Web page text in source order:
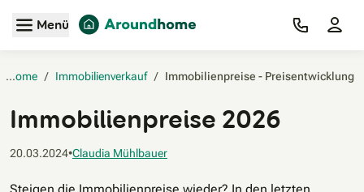
Zum Hauptinhalt
Menü
Home / Immobilienverkauf / Immobilienpreise - Preisentwicklung‎
Immobilienpreise 2026
20.03.2024•Claudia Mühlbauer